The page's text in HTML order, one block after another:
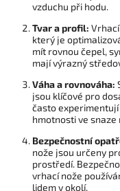
vzduchu při hodu.
Tvar a profil:
který je
mít rovnou čepel,
mají výrazný
Váha a rovnováha:
jsou klíčové pro
často
hmotnosti ve
Bezpečnostní
nože jsou určeny
prostředí.
vrhací nože
lidem v okolí.